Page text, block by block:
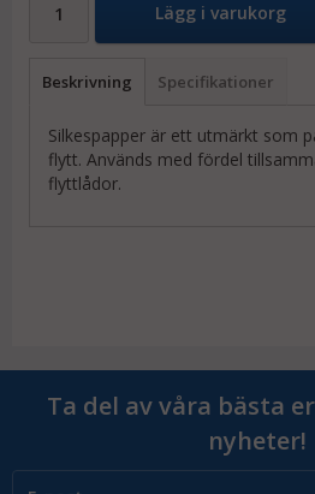
Lägg i varukorg
Beskrivning Specifikationer
Silkespapper är ett utmärkt som
flytt. Används med fördel
flyttlådor.
Ta del av våra bästa
nyheter!